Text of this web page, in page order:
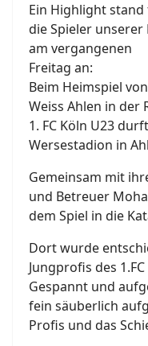
Ein Highlight
die Spieler unserer
am vergangenen
Freitag an:
Beim Heimspiel
Weiss Ahlen in der
1. FC Köln U23
Wersestadion in
Gemeinsam mit
und Betreuer
dem Spiel in die
Dort wurde
Jungprofis des
Gespannt und
fein säuberlich
Profis und das